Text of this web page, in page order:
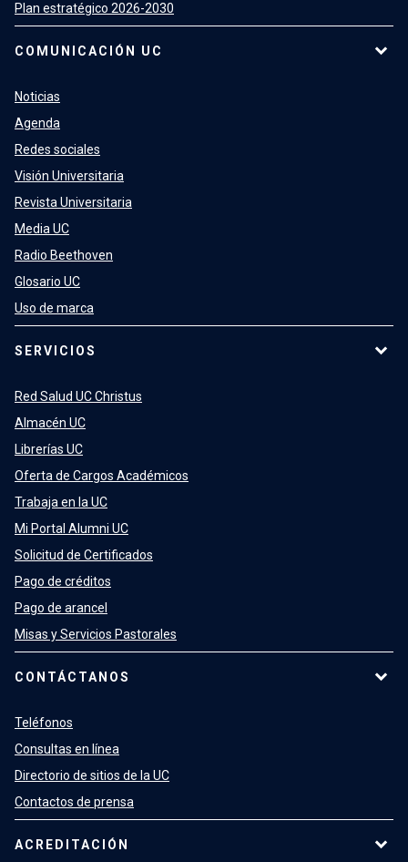
Plan estratégico 2026-2030
COMUNICACIÓN UC
Noticias
Agenda
Redes sociales
Visión Universitaria
Revista Universitaria
Media UC
Radio Beethoven
Glosario UC
Uso de marca
SERVICIOS
Red Salud UC Christus
Almacén UC
Librerías UC
Oferta de Cargos Académicos
Trabaja en la UC
Mi Portal Alumni UC
Solicitud de Certificados
Pago de créditos
Pago de arancel
Misas y Servicios Pastorales
CONTÁCTANOS
Teléfonos
Consultas en línea
Directorio de sitios de la UC
Contactos de prensa
ACREDITACIÓN